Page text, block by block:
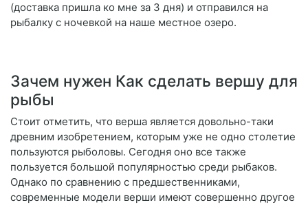
(доставка пришла ко мне за 3 дня) и отправился на
рыбалку с ночевкой на наше местное озеро.
Зачем нужен Как сделать вершу для
рыбы
Стоит отметить, что верша является довольно-таки
древним изобретением, которым уже не одно столетие
пользуются рыболовы. Сегодня оно все также
пользуется большой популярностью среди рыбаков.
Однако по сравнению с предшественниками,
современные модели верши имеют совершенно другое